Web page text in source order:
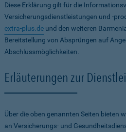
Diese Erklärung gilt für die
Versicherungsdienstleistungen und -
extra-plus.de und den weiteren
Bereitstellung von Absprüngen auf
Abschlussmöglichkeiten.
Erläuterungen zur
Über die oben genannten Seiten bieten
an Versicherungs- und